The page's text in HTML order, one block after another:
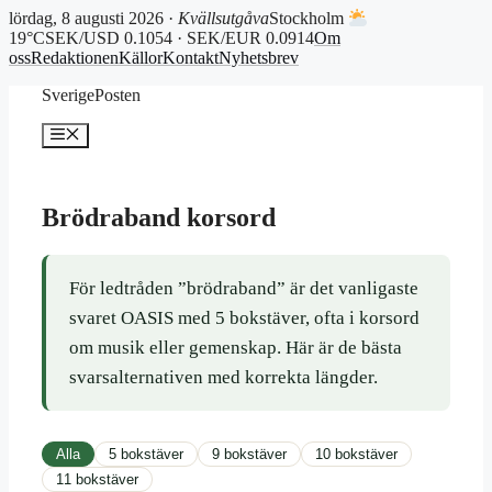
lördag, 8 augusti 2026 · KvällsutgåvaStockholm
19°CSEK/USD 0.1054 · SEK/EUR 0.0914Om
ossRedaktionenKällorKontaktNyhetsbrev
SverigePosten
Meny
Brödraband korsord
För ledtråden ”brödraband” är det vanligaste
svaret OASIS med 5 bokstäver, ofta i korsord
om musik eller gemenskap. Här är de bästa
svarsalternativen med korrekta längder.
Alla 5 bokstäver 9 bokstäver
10 bokstäver
11 bokstäver